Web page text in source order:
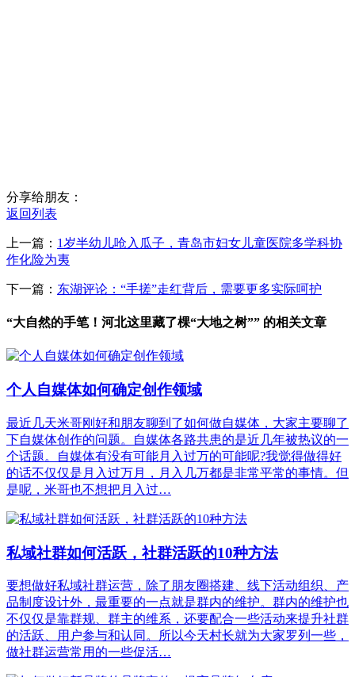
分享给朋友：
返回列表
上一篇： 1岁半幼儿呛入瓜子，青岛市妇女儿童医院多学科协
作化险为夷
下一篇： 东湖评论：“手搓”走红背后，需要更多实际呵护
“大自然的手笔！河北这里藏了棵“大地之树”” 的相关文章
个人自媒体如何确定创作领域
最近几天米哥刚好和朋友聊到了如何做自媒体，大家主要聊了
下自媒体创作的问题。自媒体各路共患的是近几年被热议的一
个话题。自媒体有没有可能月入过万的可能呢?我觉得做得好
的话不仅仅是月入过万月，月入几万都是非常平常的事情。但
是呢，米哥也不想把月入过…
私域社群如何活跃，社群活跃的10种方法
要想做好私域社群运营，除了朋友圈搭建、线下活动组织、产
品制度设计外，最重要的一点就是群内的维护。群内的维护也
不仅仅是靠群规、群主的维系，还要配合一些活动来提升社群
的活跃、用户参与和认同。所以今天村长就为大家罗列一些，
做社群运营常用的一些促活…